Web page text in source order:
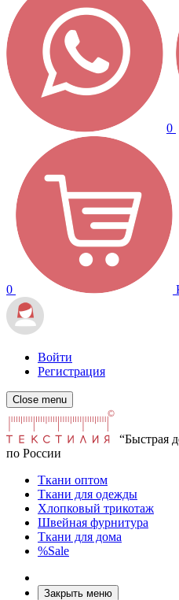
0
0
Войти
Регистрация
Close menu
“Быстрая
по России
Ткани оптом
Ткани для одежды
Хлопковый трикотаж
Швейная фурнитура
Ткани для дома
%Sale
Закрыть меню